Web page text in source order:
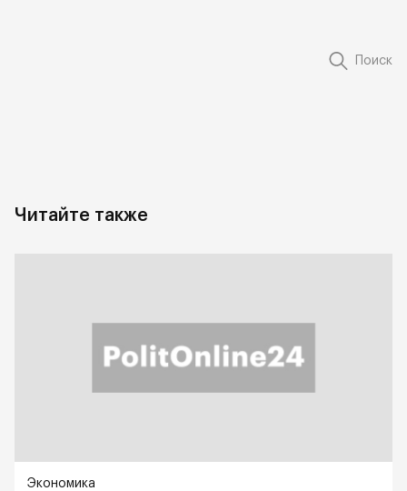
Поиск
Читайте также
Экономика